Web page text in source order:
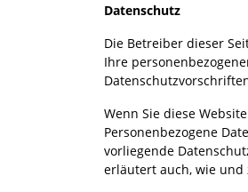
Datenschutz
Die Betreiber dieser
Ihre
Wenn Sie diese
Personenbezogene
vorliegende
erläutert auch, wie und